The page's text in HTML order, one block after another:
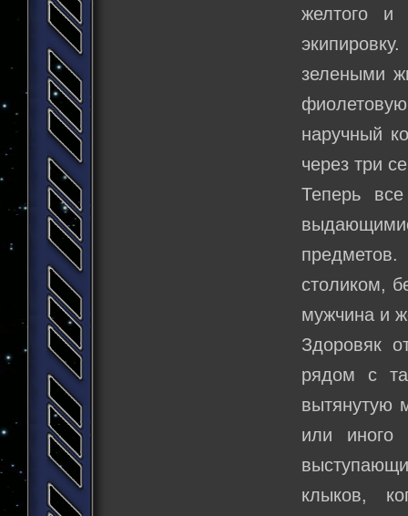
желтого и
зелеными
наручный
через три
Теперь
столиком,
мужчина и
Здоровяк
рядом с
вытянутую
или иного
клыков,